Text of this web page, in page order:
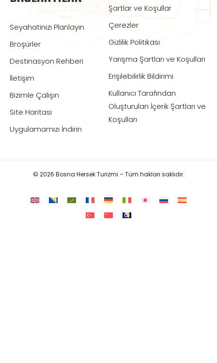
Seyahatinizi Planlayın
Broşürler
Destinasyon Rehberi
İletişim
Bizimle Çalışın
Site Haritası
Uygulamamızı İndirin
Şartlar ve Koşullar
Çerezler
Gizlilik Politikası
Yarışma Şartları ve Koşulları
Erişilebilirlik Bildirimi
Kullanıcı Tarafından
Oluşturulan İçerik Şartları ve
Koşulları
© 2026 Bosna Hersek Turizmi – Tüm hakları saklıdır.